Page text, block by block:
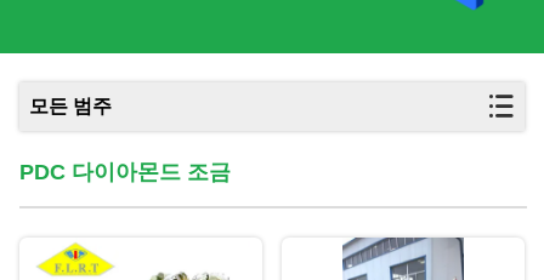
모든 범주
PDC 다이아몬드 조금